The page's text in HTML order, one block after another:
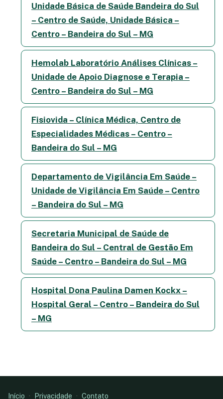
Unidade Básica de Saúde Bandeira do Sul
– Centro de Saúde, Unidade Básica –
Centro – Bandeira do Sul – MG
Hemolab Laboratório Análises Clínicas –
Unidade de Apoio Diagnose e Terapia –
Centro – Bandeira do Sul – MG
Fisiovida – Clínica Médica, Centro de
Especialidades Médicas – Centro –
Bandeira do Sul – MG
Departamento de Vigilância Em Saúde –
Unidade de Vigilância Em Saúde – Centro
– Bandeira do Sul – MG
Secretaria Municipal de Saúde de
Bandeira do Sul – Central de Gestão Em
Saúde – Centro – Bandeira do Sul – MG
Hospital Dona Paulina Damen Kockx –
Hospital Geral – Centro – Bandeira do Sul
– MG
Início · Privacidade · Contato